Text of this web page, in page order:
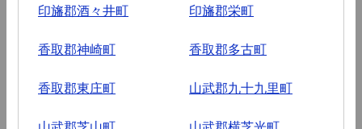
印旛郡酒々井町 印旛郡栄町
香取郡神崎町 香取郡多古町
香取郡東庄町 山武郡九十九里町